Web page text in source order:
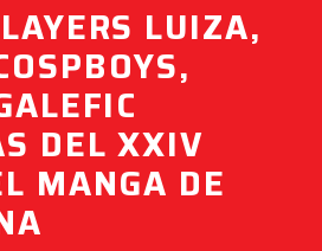
LUIZA,
DEL XXIV
MANGA DE